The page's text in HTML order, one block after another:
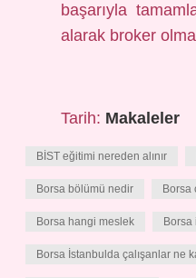
başarıyla
alarak broker
Tarih: Makaleler
BİST eğitimi nereden alınır
Borsa bölümü nedir Borsa
Borsa hangi meslek
Borsa İstanbulda çalışanlar ne